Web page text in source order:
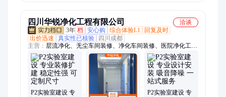
四川华锐净化工程有限公司
洽谈
3年 档 安心购 综合体验L1
回复及时
出价迅速
真实性已核验
四川成都
主营： 层流净化、无尘车间装修、净化车间装修、医院净化工
程、实验室装修、实验室净化、实验室建设、实验室施工、手术
室装修、净化工程、手术室净化、手术室改造、净化车间、无尘
车间、洁净室、洁净车间、洁净室装修、洁净车间装修、洁净工
程、层流手术室净化、医疗净化工程、无菌手术室装修、洁净手
术室装修、洁净工程装修
P2实验室建设 专
P2实验室建设 专